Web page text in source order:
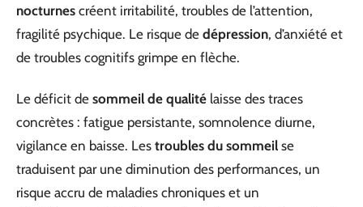
nocturnes créent irritabilité, troubles de l’attention,
fragilité psychique. Le risque de dépression, d’anxiété et
de troubles cognitifs grimpe en flèche.
Le déficit de sommeil de qualité laisse des traces
concrètes : fatigue persistante, somnolence diurne,
vigilance en baisse. Les troubles du sommeil se
traduisent par une diminution des performances, un
risque accru de maladies chroniques et un